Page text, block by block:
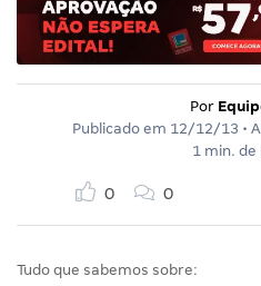
Por
Publicado em 12/12/13 •
1 min.
0 0
Tudo que sabemos sobre: